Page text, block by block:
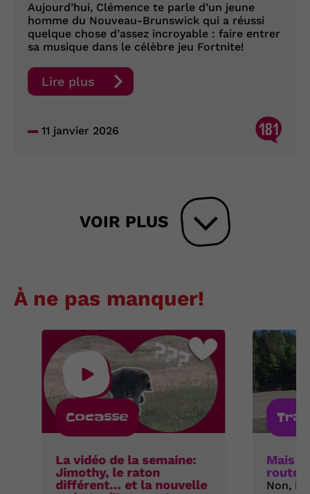
Aujourd’hui, Clémence te parle d’un jeune
homme du Nouveau-Brunswick qui a réussi
quelque chose d’assez incroyable : faire entrer
sa musique dans le célèbre jeu Fortnite!
Lire plus
11 janvier 2026 181
VOIR PLUS
À ne pas manquer!
Cocasse
La vidéo de la semaine:
Jimothy, le raton
différent… et la nouvelle
Mais
route
Non, il